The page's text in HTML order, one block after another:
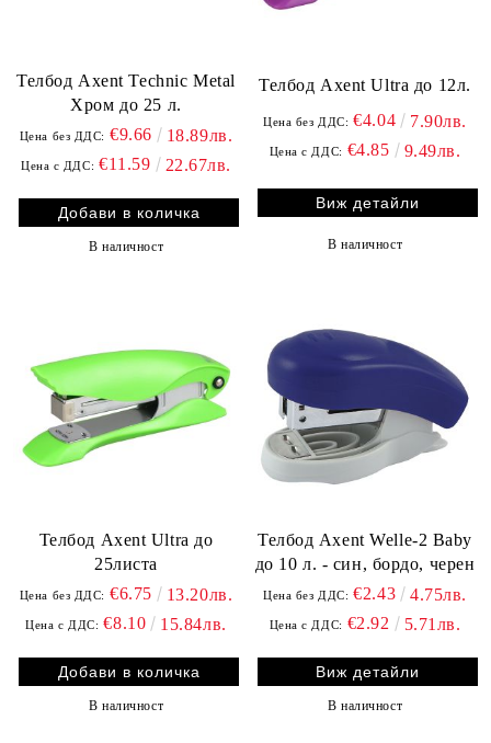
Телбод Axent Technic Metal
Хром до 25 л.
Цена без ДДС: €9.66 18.89лв.
Цена с ДДС: €11.59 22.67лв.
В наличност
Телбод Axent Ultra до 12л.
Цена без ДДС: €4.04 7.90лв.
Цена с ДДС: €4.85 9.49лв.
Виж детайли
В наличност
Телбод Axent Ultra до
25листа
Цена без ДДС: €6.75 13.20лв.
Цена с ДДС: €8.10 15.84лв.
В наличност
Телбод Axent Welle-2 Baby
до 10 л. - син, бордо, черен
Цена без ДДС: €2.43 4.75лв.
Цена с ДДС: €2.92 5.71лв.
Виж детайли
В наличност